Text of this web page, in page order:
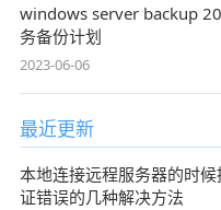
windows server backup
务备份计划
2023-06-06
最近更新
本地连接远程服务器的时
证错误的几种解决方法